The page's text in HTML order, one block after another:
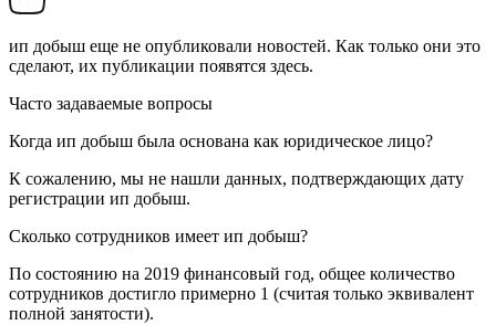
ип добыш еще не опубликовали новостей. Как только они это
сделают, их публикации появятся здесь.
Часто задаваемые вопросы
Когда ип добыш была основана как юридическое лицо?
К сожалению, мы не нашли данных, подтверждающих дату
регистрации ип добыш.
Сколько сотрудников имеет ип добыш?
По состоянию на 2019 финансовый год, общее количество
сотрудников достигло примерно 1 (считая только эквивалент
полной занятости).